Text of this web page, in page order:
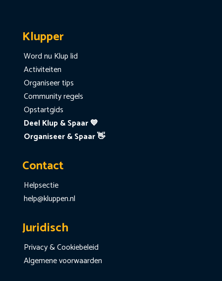
Klupper
Word nu Klup lid
Activiteiten
Organiseer tips
Community regels
Opstartgids
Deel Klup & Spaar 💙
Organiseer & Spaar 👋
Contact
Helpsectie
help@kluppen.nl
Juridisch
Privacy & Cookiebeleid
Algemene voorwaarden